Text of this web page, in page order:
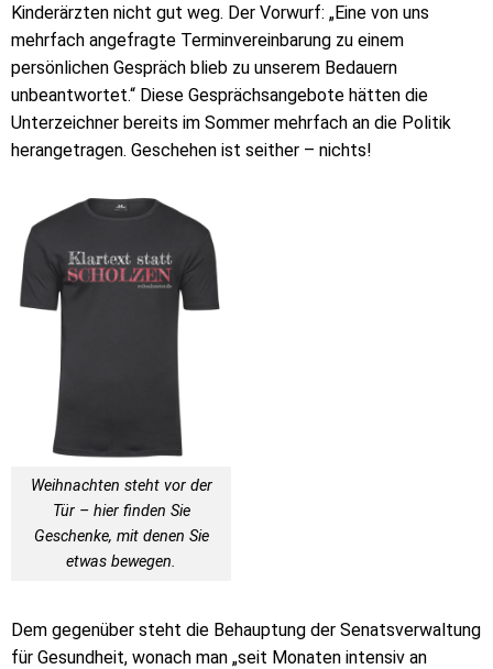
Kinderärzten nicht gut weg. Der Vorwurf: „Eine von uns
mehrfach angefragte Terminvereinbarung zu einem
persönlichen Gespräch blieb zu unserem Bedauern
unbeantwortet.“ Diese Gesprächsangebote hätten die
Unterzeichner bereits im Sommer mehrfach an die Politik
herangetragen. Geschehen ist seither – nichts!
Weihnachten steht vor der
Tür – hier finden Sie
Geschenke, mit denen Sie
etwas bewegen.
Dem gegenüber steht die Behauptung der Senatsverwaltung
für Gesundheit, wonach man „seit Monaten intensiv an